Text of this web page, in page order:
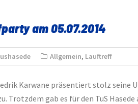
am 05.07.2014
Allgemein, Lauftreff
Karwane präsentiert stolz seine
Trotzdem gab es für den TuS